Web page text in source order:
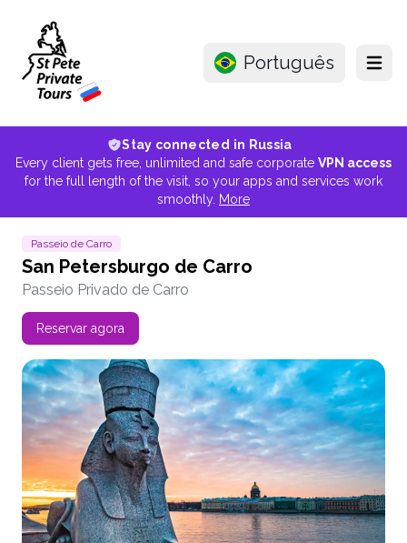
Português Menu
Stay connected in Russia
Every client gets free, unlimited and safe corporate VPN access
for the full length of the visit, so your apps and services work
smoothly. More
Passeio de Carro
San Petersburgo de Carro
Passeio Privado de Carro
Reservar agora